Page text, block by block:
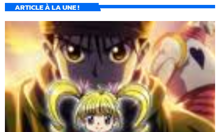
ARTICLE À LA UNE !